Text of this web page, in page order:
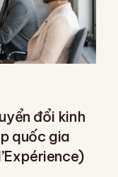
đổi kinh
quốc gia